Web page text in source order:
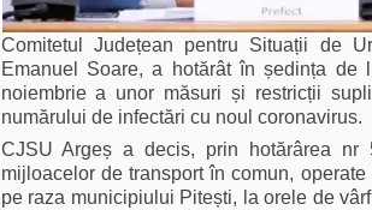
Comitetul Județean pentru Situații de
Emanuel Soare, a hotărât în ședința
noiembrie a unor măsuri și restricții
numărului de infectări cu noul coronavirus.
CJSU Argeș a decis, prin hotărârea nr
mijloacelor de transport în comun,
pe raza municipiului Pitești, la orele de